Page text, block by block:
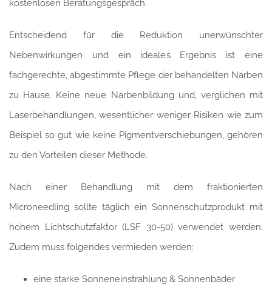
kostenlosen Beratungsgespräch.
Entscheidend für die Reduktion unerwünschter
Nebenwirkungen und ein ideales Ergebnis ist eine
fachgerechte, abgestimmte Pflege der behandelten Narben
zu Hause. Keine neue Narbenbildung und, verglichen mit
Laserbehandlungen, wesentlicher weniger Risiken wie zum
Beispiel so gut wie keine Pigmentverschiebungen, gehören
zu den Vorteilen dieser Methode.
Nach einer Behandlung mit dem fraktionierten
Microneedling sollte täglich ein Sonnenschutzprodukt mit
hohem Lichtschutzfaktor (LSF 30-50) verwendet werden.
Zudem muss folgendes vermieden werden:
eine starke Sonneneinstrahlung & Sonnenbäder